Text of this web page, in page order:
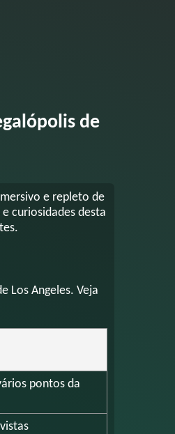
de
e repleto de
curiosidades desta
Los Angeles. Veja
pontos da